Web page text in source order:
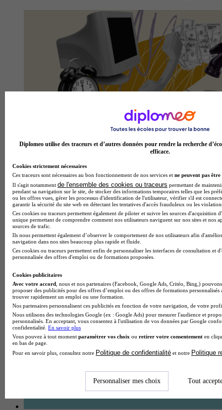
Combien coûte un bachelor informatique ?
Comment financer son école d'audiovisuel ?
Diplomeo utilise des traceurs et d’autres données pour rendre la recherche
efficace.
Cookies strictement nécessaires
Ces traceurs sont nécessaires au bon fonctionnement de nos services et ne peuvent pas être
Il s'agit notamment de l'ensemble des cookies ou traceurs permettant de
pendant sa navigation sur le site, de stocker des informations temporaires telles que les
ou les offres vues, gérer les processus d'identification de l'utilisateur, vérifier s'il est
garantir la sécurité du site web en détectant les tentatives d'accès frauduleux ou les
Ces cookies ou traceurs permettent également de piloter et suivre les sources d'acquisition
unique permettant de comprendre comment nos utilisateurs naviguent sur nos sites et nos
sources de trafic.
Ils nous permettent également d’observer le comportement de nos utilisateurs afin
navigation dans nos sites beaucoup plus rapide et fluide.
Ces cookies ou traceurs permettent enfin de personnaliser les interfaces de consultation et
personnalisée des offres d'emploi ou de formations proposées.
Cookies publicitaires
Avec votre accord , nous et nos partenaires (Facebook, Google Ads, Critéo, Bing,)
proposer des publicités pour des offres d’emploi ou des offres de formations
trouver rapidement un emploi ou une formation.
Nos partenaires personnalisent ces publicités en fonction de votre navigation, de votre
Nous utilisons des technologies Google (ex : Google Ads) pour mesurer l'audience et
personnalisés. En acceptant, vous consentez à l'utilisation de vos données par Google
confidentialité. En savoir plus
Vous pouvez à tout moment paramétrer vos choix ou retirer votre consentement en
en bas de page.
Pour en savoir plus, consultez notre Politique de confidentialité et notre Politique
Personnaliser mes choix Tout